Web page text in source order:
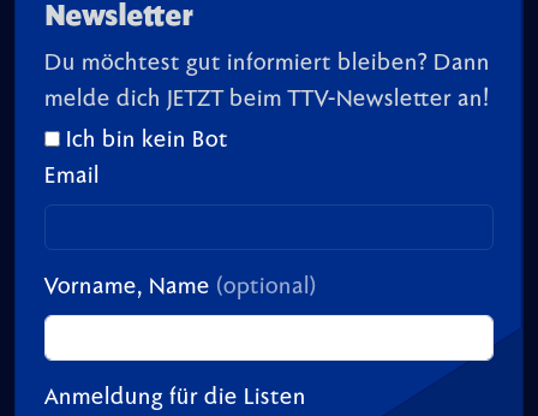
Newsletter
Du möchtest gut informiert bleiben? Dann
melde dich JETZT beim TTV-Newsletter an!
Ich bin kein Bot
Email
Vorname, Name (optional)
Anmeldung für die Listen